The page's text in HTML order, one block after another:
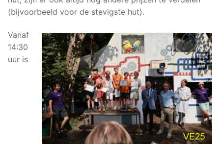
(bijvoorbeeld voor de stevigste hut).
Vanaf
14:30
uur is